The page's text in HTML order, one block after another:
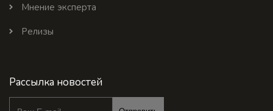
Мнение эксперта
Релизы
Рассылка новостей